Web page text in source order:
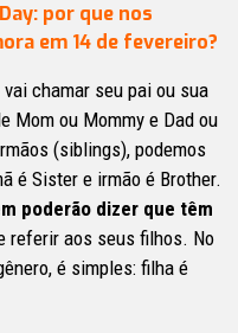
por que nos
em 14 de fevereiro?
chamar seu pai ou sua
Mom ou Mommy e Dad ou
(siblings), podemos
é Sister e irmão é Brother.
poderão dizer que têm
referir aos seus filhos. No
é simples: filha é